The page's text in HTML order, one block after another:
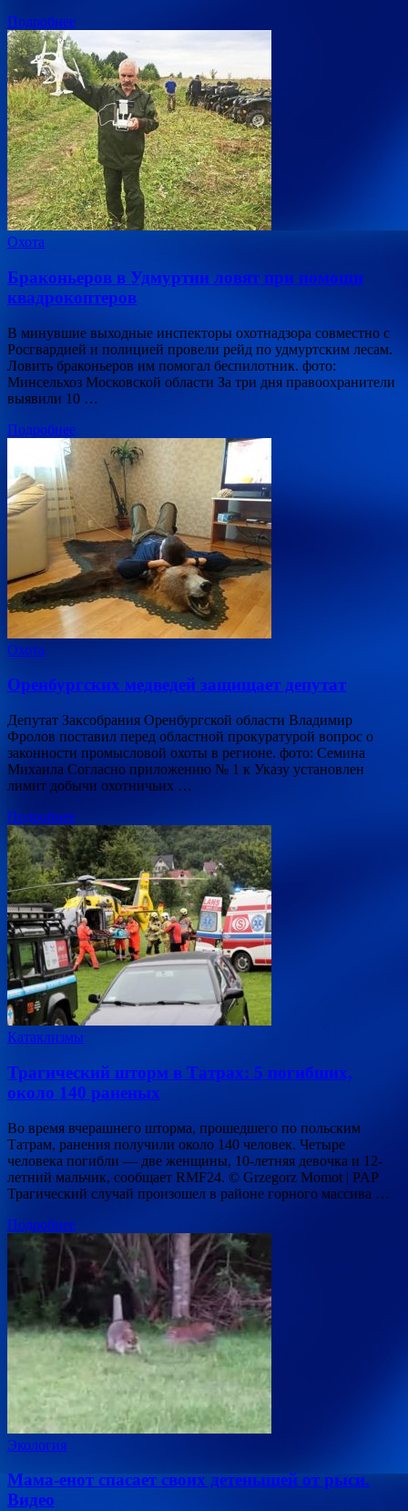
Подробнее
Охота
Браконьеров в Удмуртии ловят при помощи
квадрокоптеров
В минувшие выходные инспекторы охотнадзора совместно с
Росгвардией и полицией провели рейд по удмуртским лесам.
Ловить браконьеров им помогал беспилотник. фото:
Минсельхоз Московской области За три дня правоохранители
выявили 10 …
Подробнее
Охота
Оренбургских медведей защищает депутат
Депутат Заксобрания Оренбургской области Владимир
Фролов поставил перед областной прокуратурой вопрос о
законности промысловой охоты в регионе. фото: Семина
Михаила Согласно приложению № 1 к Указу установлен
лимит добычи охотничьих …
Подробнее
Катаклизмы
Трагический шторм в Татрах: 5 погибших,
около 140 раненых
Во время вчерашнего шторма, прошедшего по польским
Татрам, ранения получили около 140 человек. Четыре
человека погибли — две женщины, 10-летняя девочка и 12-
летний мальчик, сообщает RMF24. © Grzegorz Momot | PAP
Трагический случай произошел в районе горного массива …
Подробнее
Экология
Мама-енот спасает своих детенышей от рыси.
Видео